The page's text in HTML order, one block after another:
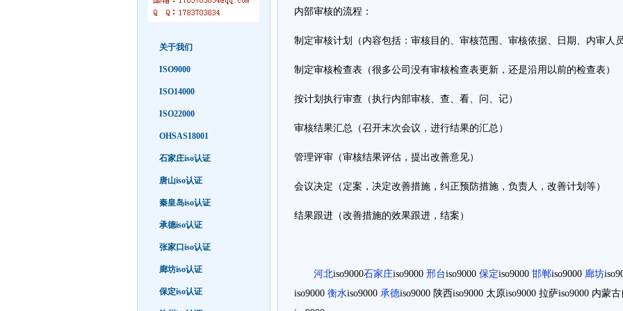
关于我们
ISO9000
ISO14000
ISO22000
OHSAS18001
石家庄iso认证
唐山iso认证
秦皇岛iso认证
承德iso认证
张家口iso认证
廊坊iso认证
保定iso认证
内部审核的流程：
制定审核计划（内容包括：审核目的、审核范围、审核依据、日期、内审人
制定审核检查表（很多公司没有审核检查表更新，还是沿用以前的检查表）
按计划执行审查（执行内部审核、查、看、问、记）
审核结果汇总（召开末次会议，进行结果的汇总）
管理评审（审核结果评估，提出改善意见）
会议决定（定案，决定改善措施，纠正预防措施，负责人，改善计划等）
结果跟进（改善措施的效果跟进，结案）
河北iso9000石家庄iso9000 邢台iso9000 保定iso9000 邯郸iso9000 廊坊
iso9000 衡水iso9000 承德iso9000 陕西iso9000 太原iso9000 拉萨iso9000 内蒙